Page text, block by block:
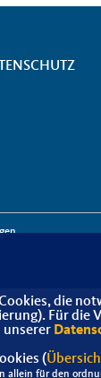
die
Für die
unserer
(
allein für den